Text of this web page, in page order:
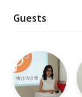
Guests